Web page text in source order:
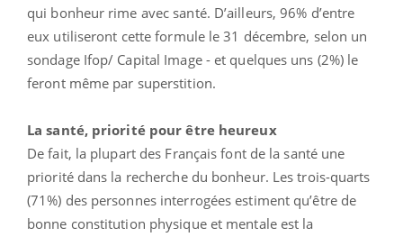
qui bonheur rime avec santé. D’ailleurs, 96% d’entre
eux utiliseront cette formule le 31 décembre, selon un
sondage Ifop/ Capital Image - et quelques uns (2%) le
feront même par superstition.
La santé, priorité pour être heureux
De fait, la plupart des Français font de la santé une
priorité dans la recherche du bonheur. Les trois-quarts
(71%) des personnes interrogées estiment qu’être de
bonne constitution physique et mentale est la